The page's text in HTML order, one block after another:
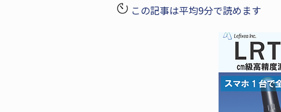
この記事は平均9分で読めます